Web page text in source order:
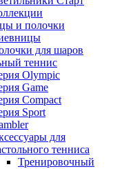
и полочки
для шаров
теннис
Olympic
Game
Compact
Sport
для
тенниса
Тренировочный